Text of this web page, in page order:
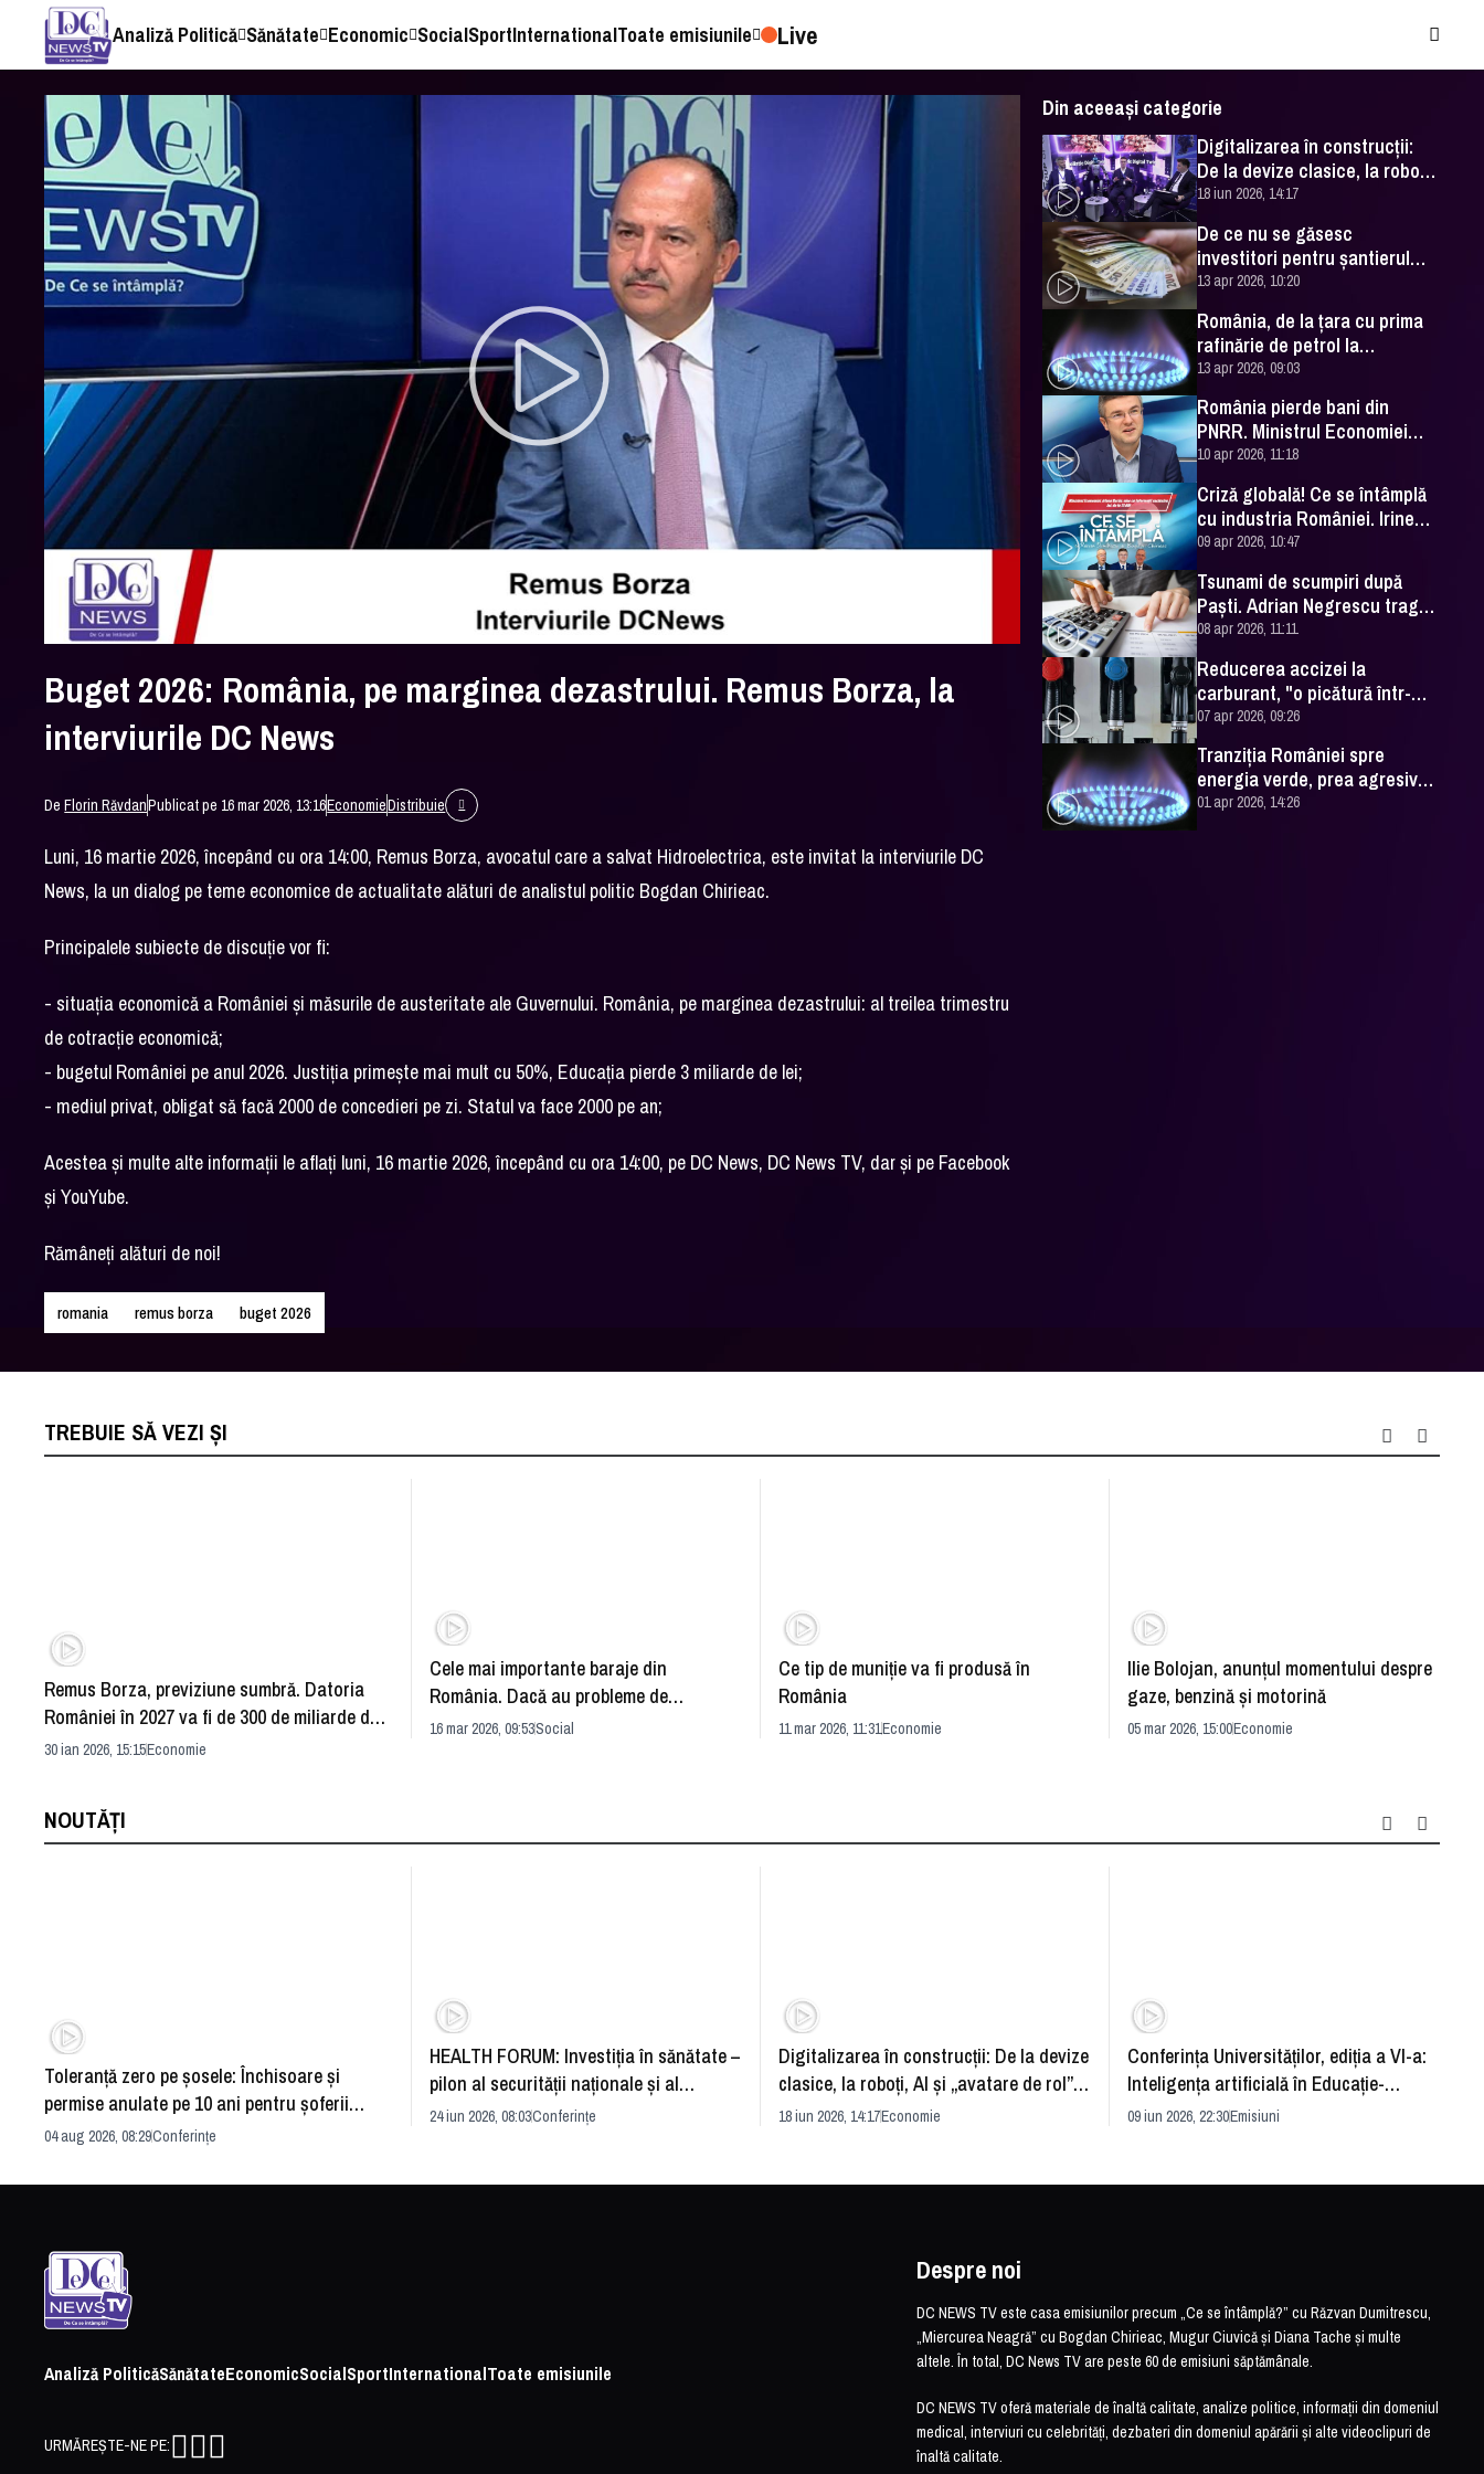
Analiză Politică Sănătate Economic SocialSportInternationalToate emisiunile Live
Buget 2026: România, pe marginea dezastrului. Remus Borza, la
interviurile DC News
DeFlorin RăvdanPublicat pe 16 mar 2026, 13:16EconomieDistribuie
Luni, 16 martie 2026, începând cu ora 14:00, Remus Borza, avocatul care a salvat Hidroelectrica, este invitat la interviurile DC
News, la un dialog pe teme economice de actualitate alături de analistul politic Bogdan Chirieac.
Principalele subiecte de discuție vor fi:
- situația economică a României și măsurile de austeritate ale Guvernului. România, pe marginea dezastrului: al treilea trimestru
de cotracție economică;
- bugetul României pe anul 2026. Justiția primește mai mult cu 50%, Educația pierde 3 miliarde de lei;
- mediul privat, obligat să facă 2000 de concedieri pe zi. Statul va face 2000 pe an;
Acestea şi multe alte informaţii le aflaţi luni, 16 martie 2026, începând cu ora 14:00, pe DC News, DC News TV, dar şi pe Facebook
şi YouYube.
Rămâneţi alături de noi!
romania remus borza buget 2026
Din aceeași categorie
Digitalizarea în construcții:
De la devize clasice, la roboți,
AI și „avatare de rol”.
România și redefinirea
industriei
18 iun 2026, 14:17
De ce nu se găsesc
investitori pentru şantierul
naval Mangalia
13 apr 2026, 10:20
România, de la ţara cu prima
rafinărie de petrol la
insecuritatea energetică de
azi
13 apr 2026, 09:03
România pierde bani din
PNRR. Ministrul Economiei
vine cu cifrele
10 apr 2026, 11:18
Criză globală! Ce se întâmplă
cu industria României. Irineu
Darău, explicații la DC NEWS
09 apr 2026, 10:47
Tsunami de scumpiri după
Paşti. Adrian Negrescu trage
semnalul de alarmă
08 apr 2026, 11:11
Reducerea accizei la
carburant, "o picătură într-o
mare de probleme"
07 apr 2026, 09:26
Tranziţia României spre
energia verde, prea agresivă.
"Pariul câştigător este gazul"
01 apr 2026, 14:26
TREBUIE SĂ VEZI ȘI
Remus Borza, previziune sumbră. Datoria
României în 2027 va fi de 300 de miliarde de
euro
30 ian 2026, 15:15Economie
Cele mai importante baraje din
România. Dacă au probleme de
infrastructură, pun în pericol
16 mar 2026, 09:53Social
Ce tip de muniţie va fi produsă în
România
11 mar 2026, 11:31Economie
Ilie Bolojan, anunţul momentului despre
gaze, benzină şi motorină
05 mar 2026, 15:00Economie
NOUTĂȚI
Toleranță zero pe șosele: Închisoare și
permise anulate pe 10 ani pentru șoferii
iresponsabili
04 aug 2026, 08:29Conferințe
HEALTH FORUM: Investiția în sănătate –
pilon al securității naționale și al
dezvoltării economice
24 iun 2026, 08:03Conferințe
Digitalizarea în construcții: De la devize
clasice, la roboți, AI și „avatare de rol”.
România și redefinirea industriei
18 iun 2026, 14:17Economie
Conferința Universităților, ediția a VI-a:
Inteligența artificială în Educație-
soluție sau problemă?
09 iun 2026, 22:30Emisiuni
Analiză PoliticăSănătateEconomicSocialSportInternationalToate emisiunile
URMĂREȘTE-NE PE:
Despre noi
DC NEWS TV este casa emisiunilor precum „Ce se întâmplă?” cu Răzvan Dumitrescu,
„Miercurea Neagră” cu Bogdan Chirieac, Mugur Ciuvică și Diana Tache și multe
altele. În total, DC News TV are peste 60 de emisiuni săptămânale.
DC NEWS TV oferă materiale de înaltă calitate, analize politice, informații din domeniul
medical, interviuri cu celebrități, dezbateri din domeniul apărării și alte videoclipuri de
înaltă calitate.